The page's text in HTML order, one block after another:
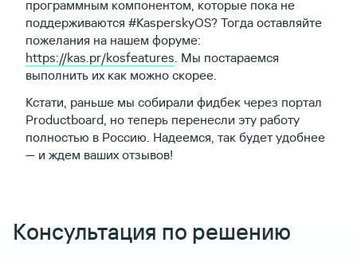
программным компонентом, которые пока не
поддерживаются #KasperskyOS? Тогда оставляйте
пожелания на нашем форуме:
https://kas.pr/kosfeatures. Мы постараемся
выполнить их как можно скорее.
Кстати, раньше мы собирали фидбек через портал
Productboard, но теперь перенесли эту работу
полностью в Россию. Надеемся, так будет удобнее
— и ждем ваших отзывов!
Консультация по решению